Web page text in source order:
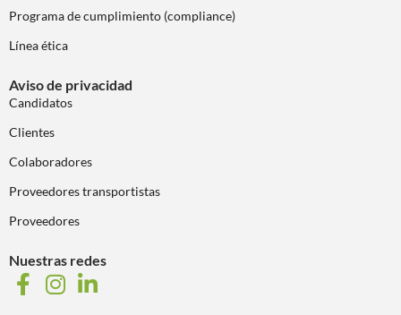
Programa de cumplimiento (compliance)
Línea ética
Aviso de privacidad
Candidatos
Clientes
Colaboradores
Proveedores transportistas
Proveedores
Nuestras redes